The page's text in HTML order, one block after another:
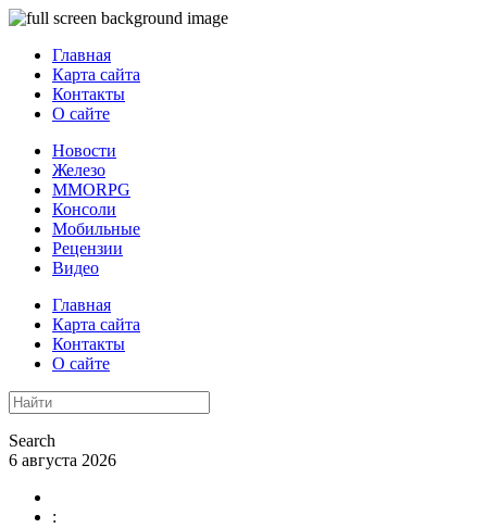
Главная
Карта сайта
Контакты
О сайте
Новости
Железо
MMORPG
Консоли
Мобильные
Рецензии
Видео
Главная
Карта сайта
Контакты
О сайте
Search
6 августа 2026
: